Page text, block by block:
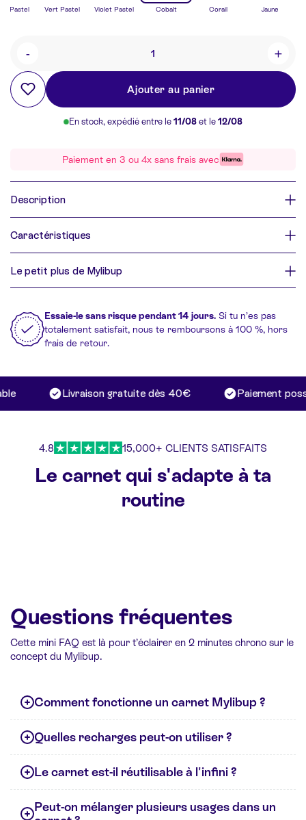
Pastel Vert Pastel Violet Pastel Cobalt Corail Jaune
-
Quantité +
Ajouter au panier
En stock, expédié entre le 11/08 et le 12/08
Paiement en 3 ou 4x sans frais avec
Description
Caractéristiques
Le petit plus de Mylibup
Essaie-le sans risque pendant 14 jours. Si tu n’es pas
totalement satisfait, nous te remboursons à 100 %, hors
frais de retour.
Livraison gratuite dès 40€ Paiement
4.8 15,000+ CLIENTS SATISFAITS
Le carnet qui s'adapte à ta
routine
Questions fréquentes
Cette mini FAQ est là pour t’éclairer en 2 minutes chrono sur le
concept du Mylibup.
Comment fonctionne un carnet Mylibup ?
Quelles recharges peut-on utiliser ?
Le carnet est-il réutilisable à l'infini ?
Peut-on mélanger plusieurs usages dans un